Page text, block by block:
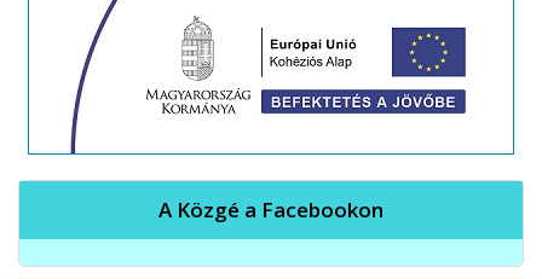
A Közgé a Facebookon